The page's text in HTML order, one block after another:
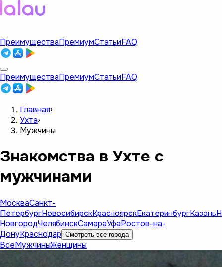
ПреимуществаПремиумСтатьиFAQ
ПреимуществаПремиумСтатьиFAQ
Главная›
Ухта›
Мужчины
Знакомства в Ухте с
мужчинами
МоскваСанкт-
ПетербургНовосибирскКрасноярскЕкатеринбургКазань
НовгородЧелябинскСамараУфаРостов-на-
ДонуКраснодар Смотреть все города
ВсеМужчиныЖенщины